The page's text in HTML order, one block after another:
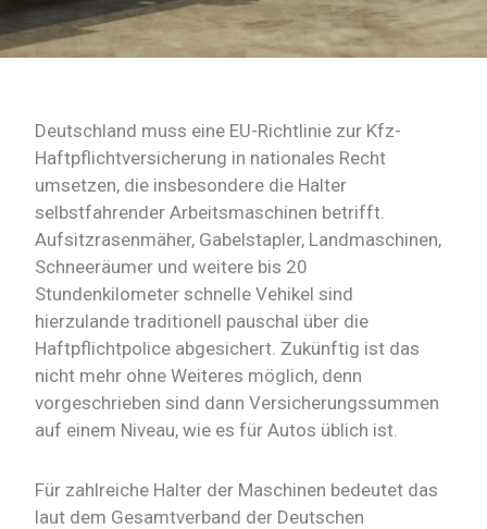
Deutschland muss eine EU-Richtlinie zur Kfz-
Haftpflichtversicherung in nationales Recht
umsetzen, die insbesondere die Halter
selbstfahrender Arbeitsmaschinen betrifft.
Aufsitzrasenmäher, Gabelstapler, Landmaschinen,
Schneeräumer und weitere bis 20
Stundenkilometer schnelle Vehikel sind
hierzulande traditionell pauschal über die
Haftpflichtpolice abgesichert. Zukünftig ist das
nicht mehr ohne Weiteres möglich, denn
vorgeschrieben sind dann Versicherungssummen
auf einem Niveau, wie es für Autos üblich ist.
Für zahlreiche Halter der Maschinen bedeutet das
laut dem Gesamtverband der Deutschen